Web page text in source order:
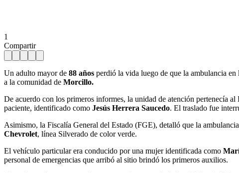
1
Compartir
Un adulto mayor de 88 años perdió la vida luego de que la ambulancia en
a la comunidad de Morcillo.
De acuerdo con los primeros informes, la unidad de atención pertenecía
paciente, identificado como Jesús Herrera Saucedo. El traslado fue
Asimismo, la Fiscalía General del Estado (FGE), detalló que la
Chevrolet, línea Silverado de color verde.
El vehículo particular era conducido por una mujer identificada como
personal de emergencias que arribó al sitio brindó los primeros auxilios.